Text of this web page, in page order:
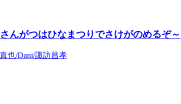
んがつはひなまつりでさけがのめるぞ～
也/Dani/諏訪昌孝